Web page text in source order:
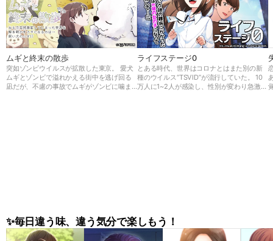
ムギと終末の散歩
突如ゾンビウイルスが拡散した東京。 愛犬
ムギとゾンビで溢れかえる街中を逃げ回る
凪だが、不慮の事故でムギがゾンビに噛ま
ライフステージ0
とある時代、世界はコロナとはまた別の新
種のウイルス“TSVID”が流行していた。 10
万人に1~2人が感染し、性別が変わり急激に
✨毎日違う味、違う気分で楽しもう！